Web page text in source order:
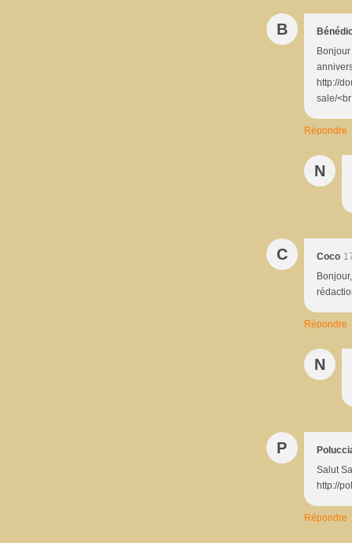
B
http://
sale/
Répondre
N
C Coco
Répondre
N
P
Salut
http://
Répondre